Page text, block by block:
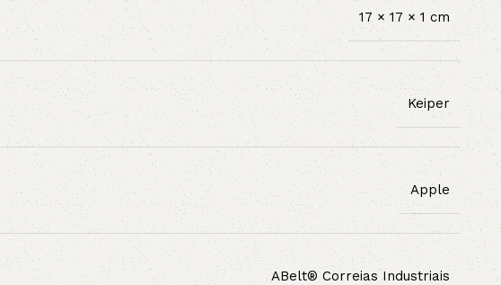
17 × 17 × 1 cm
Keiper
Apple
ABelt® Correias Industriais